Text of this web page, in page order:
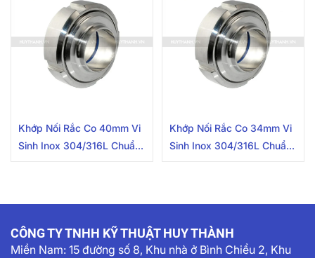
Khớp Nối Rắc Co 40mm Vi
Sinh Inox 304/316L Chuẩn
Khớp Nối Rắc Co 34mm Vi
Sinh Inox 304/316L Chuẩn
CÔNG TY TNHH KỸ THUẬT HUY THÀNH
Miền Nam: 15 đường số 8, Khu nhà ở Bình Chiểu 2, Khu